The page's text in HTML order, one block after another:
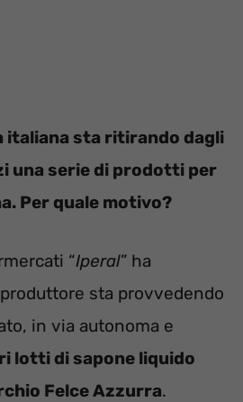
italiana sta ritirando dagli
una serie di prodotti per
Per quale motivo?
“Iperal” ha
sta provvedendo
in via autonoma e
lotti di sapone liquido
Felce Azzurra.